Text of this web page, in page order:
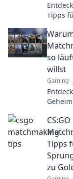
Tipps
dein
Werde
Gegner!
so
willst
Gaming
finde
du nie
CS:GO
Tipps
zu